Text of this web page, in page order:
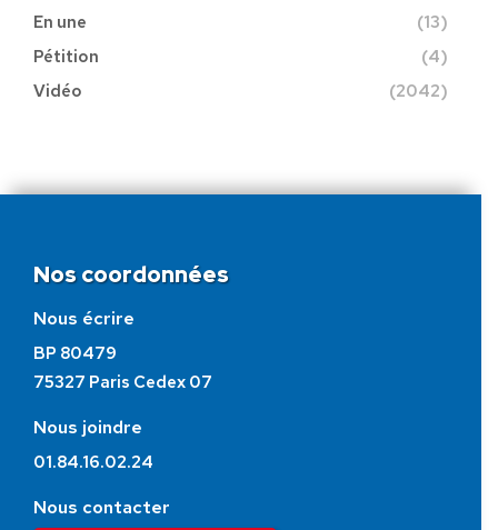
En une
(13)
Pétition
(4)
Vidéo
(2042)
Nos coordonnées
Nous écrire
BP 80479
75327 Paris Cedex 07
Nous joindre
01.84.16.02.24
Nous contacter